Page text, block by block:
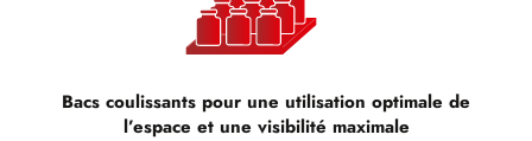
Bacs coulissants pour une utilisation optimale de
l’espace et une visibilité maximale